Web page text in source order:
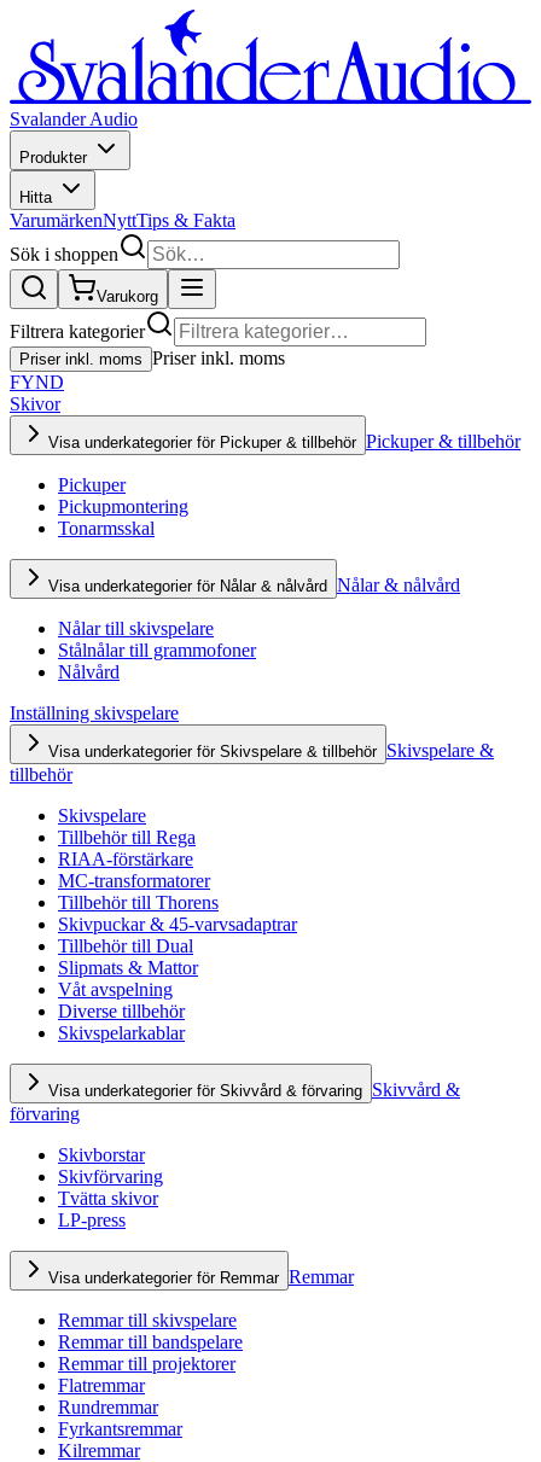
Svalander Audio
Produkter
Hitta
VarumärkenNyttTips & Fakta
Sök i shoppen
Varukorg
Filtrera kategorier
Priser inkl. moms Priser inkl. moms
FYND
Skivor
Visa underkategorier för Pickuper & tillbehör Pickuper & tillbehör
Pickuper
Pickupmontering
Tonarmsskal
Visa underkategorier för Nålar & nålvård Nålar & nålvård
Nålar till skivspelare
Stålnålar till grammofoner
Nålvård
Inställning skivspelare
Visa underkategorier för Skivspelare & tillbehör Skivspelare &
tillbehör
Skivspelare
Tillbehör till Rega
RIAA-förstärkare
MC-transformatorer
Tillbehör till Thorens
Skivpuckar & 45-varvsadaptrar
Tillbehör till Dual
Slipmats & Mattor
Våt avspelning
Diverse tillbehör
Skivspelarkablar
Visa underkategorier för Skivvård & förvaring Skivvård &
förvaring
Skivborstar
Skivförvaring
Tvätta skivor
LP-press
Visa underkategorier för Remmar Remmar
Remmar till skivspelare
Remmar till bandspelare
Remmar till projektorer
Flatremmar
Rundremmar
Fyrkantsremmar
Kilremmar